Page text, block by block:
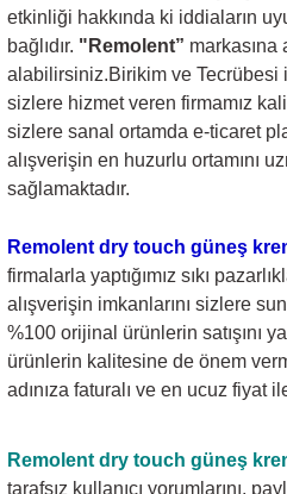
etkinliği hakkında ki iddiaların
bağlıdır. "Remolent” markasına
alabilirsiniz.Birikim ve Tecrübesi
sizlere hizmet veren firmamız
sizlere sanal ortamda e-ticaret
alışverişin en huzurlu ortamını
sağlamaktadır.
Remolent dry touch güneş
firmalarla yaptığımız sıkı
alışverişin imkanlarını sizlere
%100 orijinal ürünlerin satışını
ürünlerin kalitesine de önem
adınıza faturalı ve en ucuz fiyat
Remolent dry touch güneş
tarafsız kullanıcı yorumlarını,